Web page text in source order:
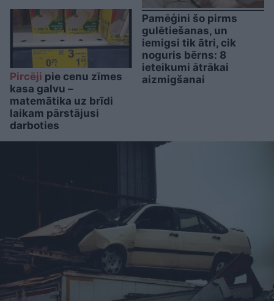
Pircēji pie cenu zīmes
kasa galvu –
matemātika uz brīdi
laikam pārstājusi
darboties
Pamēģini šo pirms
gulētiešanas, un
iemigsi tik ātri, cik
noguris bērns: 8
ieteikumi ātrākai
aizmigšanai